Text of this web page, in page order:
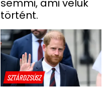
semmi, ami velük
történt.
SZTÁRDZSÚSZ